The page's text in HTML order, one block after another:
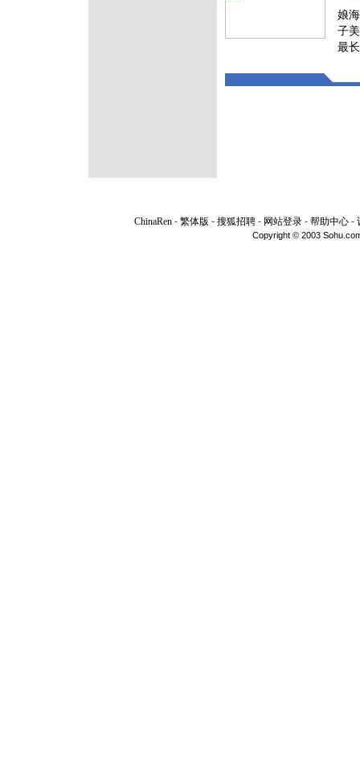
娘
子
最
ChinaRen - 繁体版 - 搜狐招聘 - 网站登录 - 帮助中心 -
Copyright © 2003